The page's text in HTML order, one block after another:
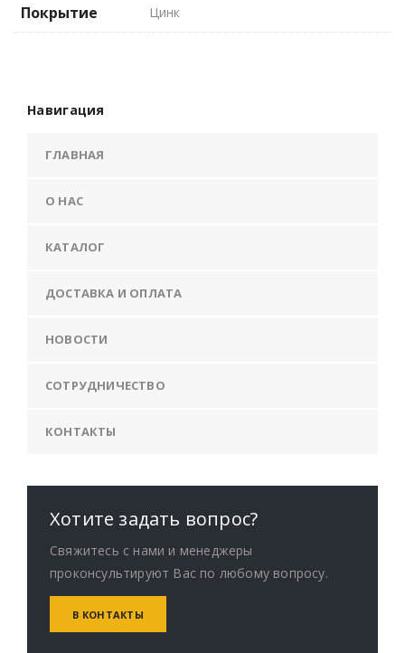
Покрытие Цинк
Навигация
ГЛАВНАЯ
О НАС
КАТАЛОГ
ДОСТАВКА И ОПЛАТА
НОВОСТИ
СОТРУДНИЧЕСТВО
КОНТАКТЫ
Хотите задать вопрос?
Свяжитесь с нами и менеджеры
проконсультируют Вас по любому вопросу.
В КОНТАКТЫ